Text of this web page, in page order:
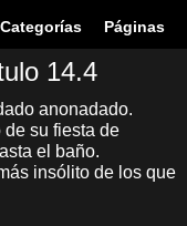
Categorías Páginas
14.4
anonadado.
su fiesta de
el baño.
insólito de los que